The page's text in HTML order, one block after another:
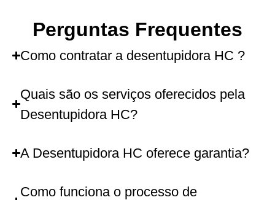
Perguntas Frequentes
Como contratar a desentupidora HC ?
Quais são os serviços oferecidos pela
Desentupidora HC?
A Desentupidora HC oferece garantia?
Como funciona o processo de